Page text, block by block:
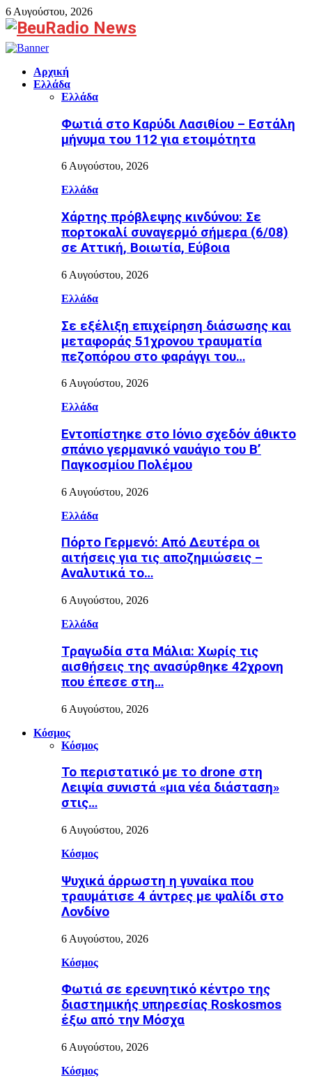
6 Αυγούστου, 2026
Facebook
Αρχική
Ελλάδα
Ελλάδα
Φωτιά στο Καρύδι Λασιθίου – Εστάλη
μήνυμα του 112 για ετοιμότητα
6 Αυγούστου, 2026
Ελλάδα
Χάρτης πρόβλεψης κινδύνου: Σε
πορτοκαλί συναγερμό σήμερα (6/08)
σε Αττική, Βοιωτία, Εύβοια
6 Αυγούστου, 2026
Ελλάδα
Σε εξέλιξη επιχείρηση διάσωσης και
μεταφοράς 51χρονου τραυματία
πεζοπόρου στο φαράγγι του…
6 Αυγούστου, 2026
Ελλάδα
Εντοπίστηκε στο Ιόνιο σχεδόν άθικτο
σπάνιο γερμανικό ναυάγιο του Β’
Παγκοσμίου Πολέμου
6 Αυγούστου, 2026
Ελλάδα
Πόρτο Γερμενό: Από Δευτέρα οι
αιτήσεις για τις αποζημιώσεις –
Αναλυτικά το…
6 Αυγούστου, 2026
Ελλάδα
Τραγωδία στα Μάλια: Χωρίς τις
αισθήσεις της ανασύρθηκε 42χρονη
που έπεσε στη…
6 Αυγούστου, 2026
Κόσμος
Κόσμος
Το περιστατικό με το drone στη
Λειψία συνιστά «μια νέα διάσταση»
στις…
6 Αυγούστου, 2026
Κόσμος
Ψυχικά άρρωστη η γυναίκα που
τραυμάτισε 4 άντρες με ψαλίδι στο
Λονδίνο
6 Αυγούστου, 2026
Κόσμος
Φωτιά σε ερευνητικό κέντρο της
διαστημικής υπηρεσίας Roskosmos
έξω από την Μόσχα
6 Αυγούστου, 2026
Κόσμος